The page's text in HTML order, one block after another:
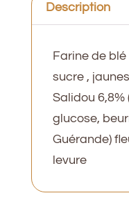
Description
Farine de blé
sucre ,
Salidou 6,8%
glucose,
Guérande)
levure